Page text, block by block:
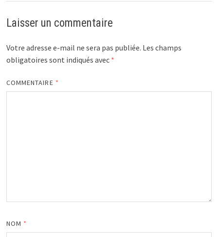
Laisser un commentaire
Votre adresse e-mail ne sera pas publiée. Les champs
obligatoires sont indiqués avec *
COMMENTAIRE *
NOM *